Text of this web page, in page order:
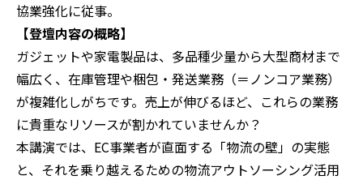
協業強化に従事。
【登壇内容の概略】
ガジェットや家電製品は、多品種少量から大型商材まで
幅広く、在庫管理や梱包・発送業務（＝ノンコア業務）
が複雑化しがちです。売上が伸びるほど、これらの業務
に貴重なリソースが割かれていませんか？
本講演では、EC事業者が直面する「物流の壁」の実態
と、それを乗り越えるための物流アウトソーシング活用